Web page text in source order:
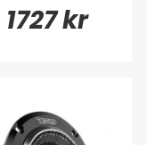
1727 kr